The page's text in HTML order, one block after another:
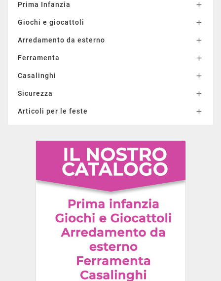
Prima Infanzia 
Giochi e giocattoli 
Arredamento da esterno 
Ferramenta 
Casalinghi 
Sicurezza 
Articoli per le feste 